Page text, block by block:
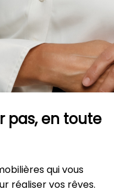
pas, en toute
qui vous
réaliser vos rêves.